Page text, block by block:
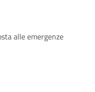
alle emergenze